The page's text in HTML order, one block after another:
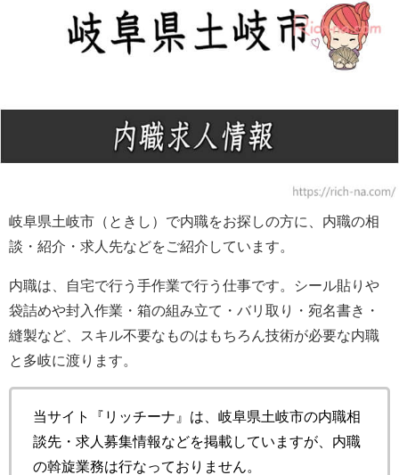
岐阜県土岐市（ときし）で内職をお探しの方に、内職の相
談・紹介・求人先などをご紹介しています。
内職は、自宅で行う手作業で行う仕事です。シール貼りや
袋詰めや封入作業・箱の組み立て・バリ取り・宛名書き・
縫製など、スキル不要なものはもちろん技術が必要な内職
と多岐に渡ります。
当サイト『リッチーナ』は、岐阜県土岐市の内職相
談先・求人募集情報などを掲載していますが、内職
の斡旋業務は行なっておりません。